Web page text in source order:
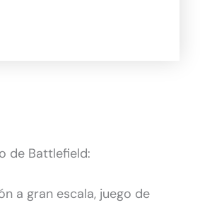
de Battlefield:
a gran escala, juego de